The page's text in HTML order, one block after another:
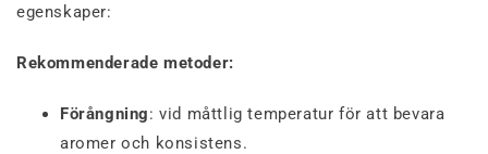
egenskaper:
Rekommenderade metoder:
Förångning: vid måttlig temperatur för att bevara
aromer och konsistens.